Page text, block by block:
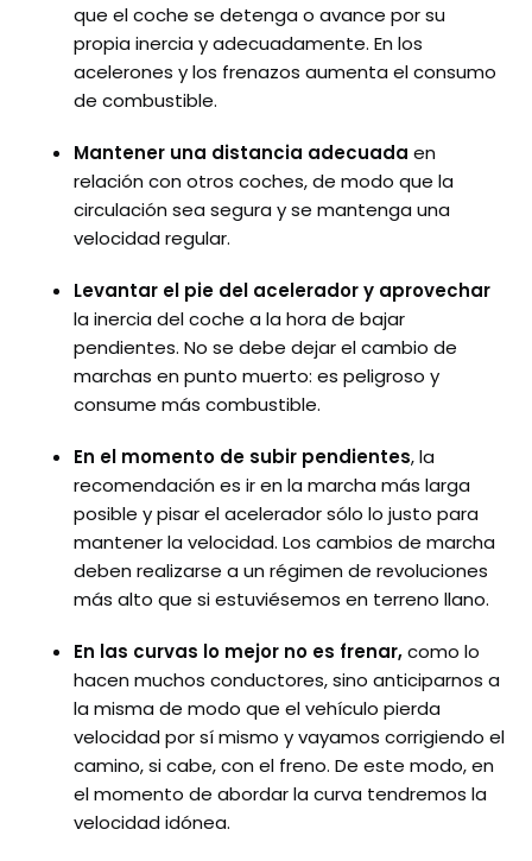
que el coche se detenga o avance por su
propia inercia y adecuadamente. En los
acelerones y los frenazos aumenta el consumo
de combustible.
Mantener una distancia adecuadaen
relación con otros coches, de modo que la
circulación sea segura y se mantenga una
velocidad regular.
Levantar el pie del acelerador y aprovechar
la inercia del coche a la hora de bajar
pendientes. No se debe dejar el cambio de
marchas en punto muerto: es peligroso y
consume más combustible.
En el momento de subir pendientes, la
recomendación es ir en la marcha más larga
posible y pisar el acelerador sólo lo justo para
mantener la velocidad. Los cambios de marcha
deben realizarse a un régimen de revoluciones
más alto que si estuviésemos en terreno llano.
En las curvas lo mejor no es frenar,como lo
hacen muchos conductores, sino anticiparnos a
la misma de modo que el vehículo pierda
velocidad por sí mismo y vayamos corrigiendo el
camino, si cabe, con el freno. De este modo, en
el momento de abordar la curva tendremos la
velocidad idónea.